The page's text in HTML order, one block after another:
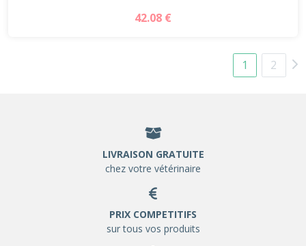
42.08 €
1 2
LIVRAISON GRATUITE
chez votre vétérinaire
PRIX COMPETITIFS
sur tous vos produits